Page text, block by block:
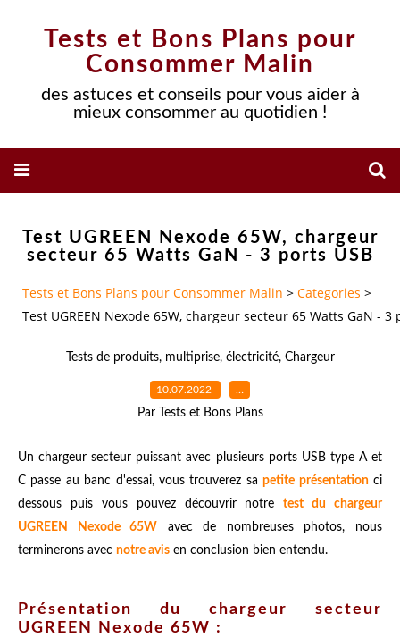
Tests et Bons Plans pour
Consommer Malin
des astuces et conseils pour vous aider à
mieux consommer au quotidien !
Test UGREEN Nexode 65W, chargeur
secteur 65 Watts GaN - 3 ports USB
Tests et Bons Plans pour Consommer Malin > Categories >
Test UGREEN Nexode 65W, chargeur secteur 65 Watts GaN - 3
Tests de produits, multiprise, électricité, Chargeur
10.07.2022 …
Par Tests et Bons Plans
Un chargeur secteur puissant avec plusieurs ports USB type A et
C passe au banc d'essai, vous trouverez sapetite présentationci
dessous puis vous pouvez découvrir notretest du chargeur
UGREEN Nexode 65W avec de nombreuses photos, nous
terminerons avec notre avis en conclusion bien entendu.
Présentation du chargeur secteur
UGREEN Nexode 65W :